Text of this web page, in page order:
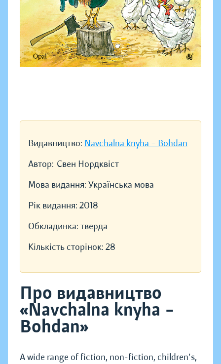
Видавництво: Navchalna knyha – Bohdan
Автор: Свен Нордквіст
Мова видання: Українська мова
Рік видання: 2018
Обкладинка: тверда
Кількість сторінок: 28
Про видавництво
«Navchalna knyha –
Bohdan»
A wide range of fiction, non-fiction, children's,